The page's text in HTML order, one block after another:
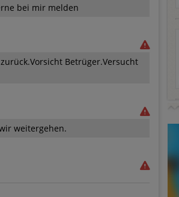
bei mir melden
Betrüger.Versucht
weitergehen.